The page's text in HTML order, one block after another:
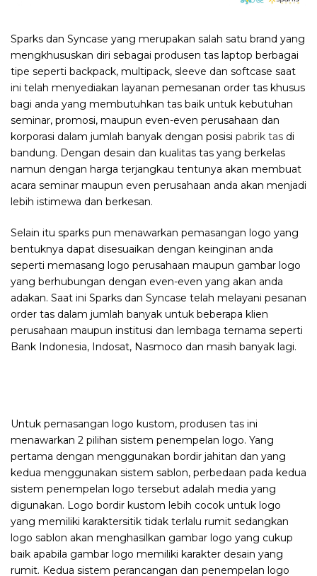
Sparks dan Syncase yang merupakan salah satu brand yang
mengkhususkan diri sebagai produsen tas laptop berbagai
tipe seperti backpack, multipack, sleeve dan softcase saat
ini telah menyediakan layanan pemesanan order tas khusus
bagi anda yang membutuhkan tas baik untuk kebutuhan
seminar, promosi, maupun even-even perusahaan dan
korporasi dalam jumlah banyak dengan posisi pabrik tas di
bandung. Dengan desain dan kualitas tas yang berkelas
namun dengan harga terjangkau tentunya akan membuat
acara seminar maupun even perusahaan anda akan menjadi
lebih istimewa dan berkesan.
Selain itu sparks pun menawarkan pemasangan logo yang
bentuknya dapat disesuaikan dengan keinginan anda
seperti memasang logo perusahaan maupun gambar logo
yang berhubungan dengan even-even yang akan anda
adakan. Saat ini Sparks dan Syncase telah melayani pesanan
order tas dalam jumlah banyak untuk beberapa klien
perusahaan maupun institusi dan lembaga ternama seperti
Bank Indonesia, Indosat, Nasmoco dan masih banyak lagi.
Untuk pemasangan logo kustom, produsen tas ini
menawarkan 2 pilihan sistem penempelan logo. Yang
pertama dengan menggunakan bordir jahitan dan yang
kedua menggunakan sistem sablon, perbedaan pada kedua
sistem penempelan logo tersebut adalah media yang
digunakan. Logo bordir kustom lebih cocok untuk logo
yang memiliki karaktersitik tidak terlalu rumit sedangkan
logo sablon akan menghasilkan gambar logo yang cukup
baik apabila gambar logo memiliki karakter desain yang
rumit. Kedua sistem perancangan dan penempelan logo